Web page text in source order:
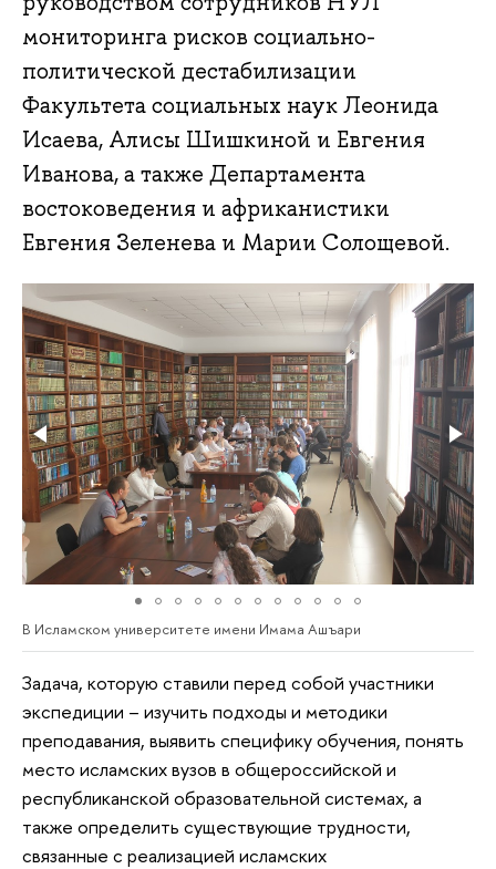
мониторинга рисков социально-
политической дестабилизации
Факультета социальных наук Леонида
Исаева, Алисы Шишкиной и Евгения
Иванова, а также Департамента
востоковедения и африканистики
Евгения Зеленева и Марии Солощевой.
В Исламском университете имени Имама Ашъари
Задача, которую ставили перед собой участники
экспедиции – изучить подходы и методики
преподавания, выявить специфику обучения, понять
место исламских вузов в общероссийской и
республиканской образовательной системах, а
также определить существующие трудности,
связанные с реализацией исламских